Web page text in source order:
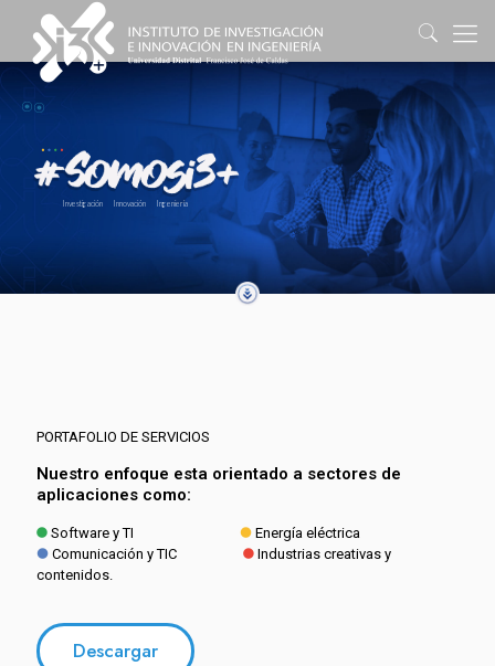
Investigación Innovación Ingeniería
PORTAFOLIO DE SERVICIOS
Nuestro enfoque esta orientado a sectores de
aplicaciones como:
Software y TI
Energía eléctrica
Comunicación y TIC
Industrias creativas y
contenidos.